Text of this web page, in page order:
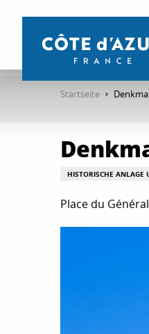
contenu
Startseite
HISTORISCHE ANLAGE
Place du